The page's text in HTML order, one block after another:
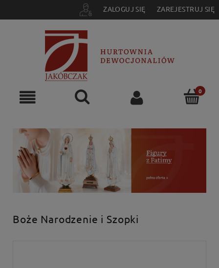
ZALOGUJ SIĘ ZAREJESTRUJ SIĘ
Boże Narodzenie i Szopki